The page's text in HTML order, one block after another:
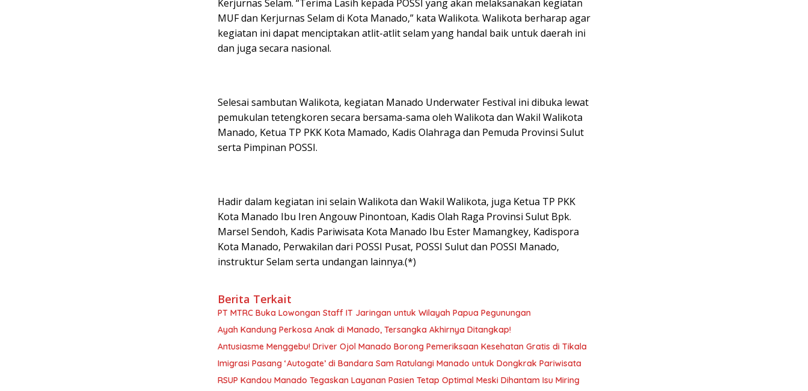
Kerjurnas Selam. “Terima Lasih kepada POSSI yang akan melaksanakan kegiatan
MUF dan Kerjurnas Selam di Kota Manado,” kata Walikota. Walikota berharap agar
kegiatan ini dapat menciptakan atlit-atlit selam yang handal baik untuk daerah ini
dan juga secara nasional.
Selesai sambutan Walikota, kegiatan Manado Underwater Festival ini dibuka lewat
pemukulan tetengkoren secara bersama-sama oleh Walikota dan Wakil Walikota
Manado, Ketua TP PKK Kota Mamado, Kadis Olahraga dan Pemuda Provinsi Sulut
serta Pimpinan POSSI.
Hadir dalam kegiatan ini selain Walikota dan Wakil Walikota, juga Ketua TP PKK
Kota Manado Ibu Iren Angouw Pinontoan, Kadis Olah Raga Provinsi Sulut Bpk.
Marsel Sendoh, Kadis Pariwisata Kota Manado Ibu Ester Mamangkey, Kadispora
Kota Manado, Perwakilan dari POSSI Pusat, POSSI Sulut dan POSSI Manado,
instruktur Selam serta undangan lainnya.(*)
Berita Terkait
PT MTRC Buka Lowongan Staff IT Jaringan untuk Wilayah Papua Pegunungan
Ayah Kandung Perkosa Anak di Manado, Tersangka Akhirnya Ditangkap!
Antusiasme Menggebu! Driver Ojol Manado Borong Pemeriksaan Kesehatan Gratis di Tikala
Imigrasi Pasang ‘Autogate’ di Bandara Sam Ratulangi Manado untuk Dongkrak Pariwisata
RSUP Kandou Manado Tegaskan Layanan Pasien Tetap Optimal Meski Dihantam Isu Miring